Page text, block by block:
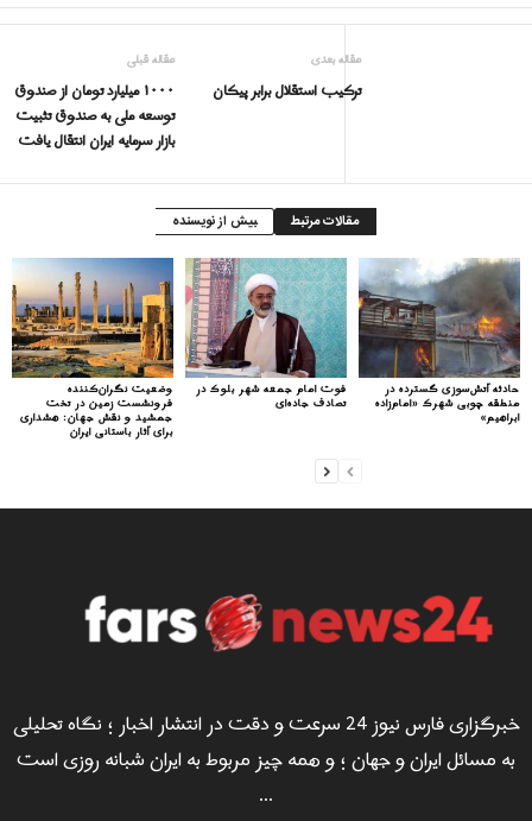
مقاله قبلی
۱۰۰۰ میلیارد تومان از صندوق
توسعه ملی به صندوق تثبیت
بازار سرمایه ایران انتقال یافت
مقاله بعدی
ترکیب استقلال برابر پیکان
مقالات مرتبط بیش از نویسنده
وضعیت نگران‌کننده
فرونشست زمین در تخت
جمشید و نقش جهان: هشداری
برای آثار باستانی ایران
فوت امام جمعه شهر بلوک در
تصادف جاده‌ای
حادثه آتش‌سوزی گسترده در
منطقه چوبی شهرک «امام‌زاده
ابراهیم»
خبرگزاری فارس نیوز 24 سرعت و دقت در انتشار اخبار ؛ نگاه تحلیلی
به مسائل ایران و جهان ؛ و همه چیز مربوط به ایران شبانه روزی است
...